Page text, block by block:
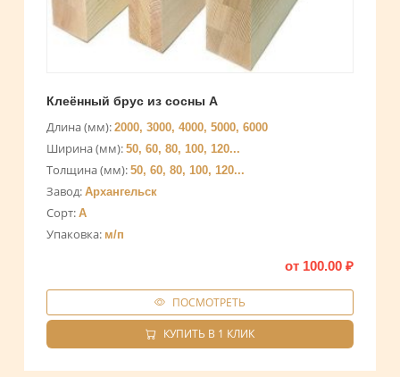
Клеённый брус из сосны А
Длина (мм): 2000, 3000, 4000, 5000, 6000
Ширина (мм): 50, 60, 80, 100, 120...
Толщина (мм): 50, 60, 80, 100, 120...
Завод: Архангельск
Сорт: A
Упаковка: м/п
от 100.00 ₽
ПОСМОТРЕТЬ
КУПИТЬ В 1 КЛИК